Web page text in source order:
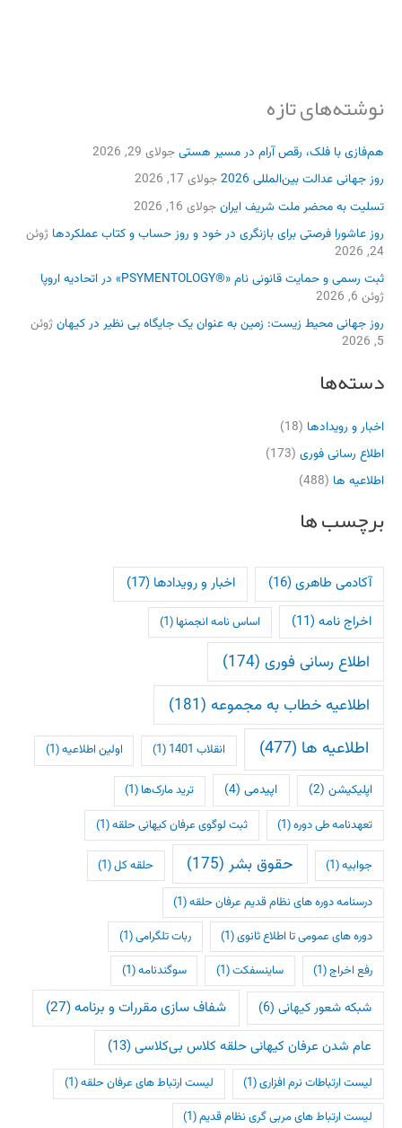
نوشته‌های تازه
هم‌فازی با فلک، رقص آرام در مسیر هستیجولای 29, 2026
روز جهانی عدالت بین‌المللی 2026
جولای 17, 2026
تسلیت به محضر ملت شریف ایرانجولای 16, 2026
روز عاشورا فرصتی برای بازنگری در خود و روز حساب و کتاب عملکردها ژوئن
24, 2026
ثبت رسمی و حمایت قانونی نام «®PSYMENTOLOGY» در اتحادیه اروپا
ژوئن 6, 2026
روز جهانی محیط زیست: زمین به عنوان یک جایگاه بی نظیر در کیهانژوئن
5, 2026
دسته‌ها
اخبار و رویدادها (18)
اطلاع رسانی فوری (173)
اطلاعیه ها (488)
برچسب ها
آکادمی طاهری(16) اخبار و رویدادها (17)
اخراج نامه (11) اساس نامه انجمنها (1)
اطلاع رسانی فوری (174)
اطلاعیه خطاب به مجموعه (181)
اطلاعیه ها (477) انقلاب 1401 (1) اولین اطلاعیه(1)
اپلیکیشن (2) اپیدمی(4) ترید مارک‌ها (1)
تعهدنامه طی دوره(1) ثبت لوگوی عرفان کیهانی حلقه(1)
جوابیه(1) حقوق بشر (175) حلقه کل(1)
درسنامه دوره های نظام قدیم عرفان حلقه(1)
دوره های عمومی تا اطلاع ثانوی(1) ربات تلگرامی(1)
رفع اخراج(1) ساینسفکت(1) سوگندنامه(1)
شبکه شعور کیهانی(6) شفاف سازی مقررات و برنامه(27)
عام شدن عرفان کیهانی حلقه کلاس بی‌کلاسی (13)
لیست ارتباطات نرم افزاری(1) لیست ارتباط های عرفان حلقه(1)
لیست ارتباط های مربی گری نظام قدیم(1)